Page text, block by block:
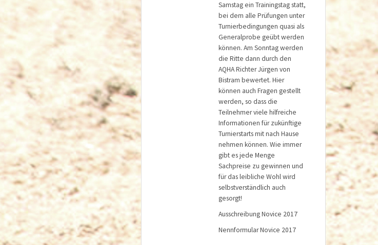
Samstag ein Trainingstag statt,
bei dem alle Prüfungen unter
Turnierbedingungen quasi als
Generalprobe geübt werden
können. Am Sonntag werden
die Ritte dann durch den
AQHA Richter Jürgen von
Bistram bewertet. Hier
können auch Fragen gestellt
werden, so dass die
Teilnehmer viele hilfreiche
Informationen für zukünftige
Turnierstarts mit nach Hause
nehmen können. Wie immer
gibt es jede Menge
Sachpreise zu gewinnen und
für das leibliche Wohl wird
selbstverständlich auch
gesorgt!
Ausschreibung Novice 2017
Nennformular Novice 2017